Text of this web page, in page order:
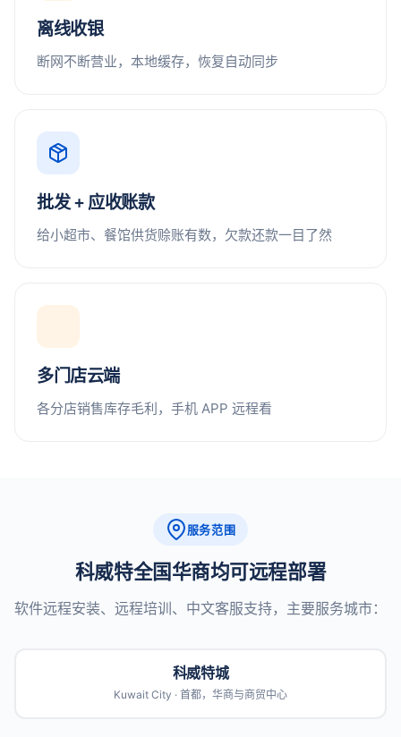
离线收银
断网不断营业，本地缓存，恢复自动同步
批发 + 应收账款
给小超市、餐馆供货赊账有数，欠款还款一目了然
多门店云端
各分店销售库存毛利，手机 APP 远程看
服务范围
科威特全国华商均可远程部署
软件远程安装、远程培训、中文客服支持，主要服务城市：
科威特城
Kuwait City · 首都，华商与商贸中心